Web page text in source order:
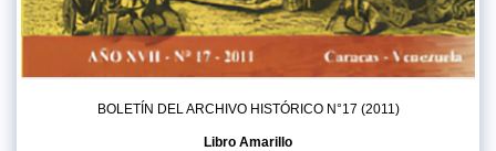
BOLETÍN DEL ARCHIVO HISTÓRICO N°17 (2011)
Libro Amarillo